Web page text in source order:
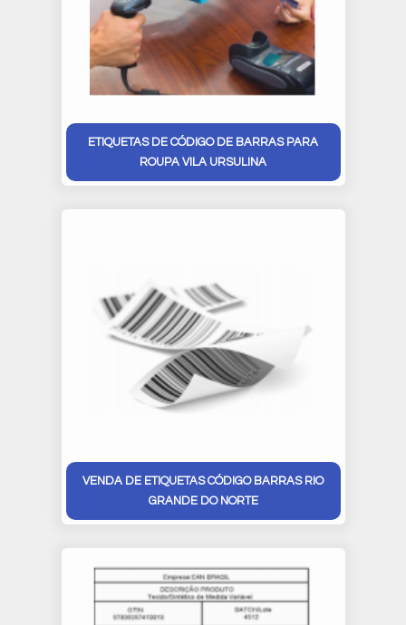
ETIQUETAS DE CÓDIGO DE BARRAS PARA
ROUPA VILA URSULINA
VENDA DE ETIQUETAS CÓDIGO BARRAS RIO
GRANDE DO NORTE